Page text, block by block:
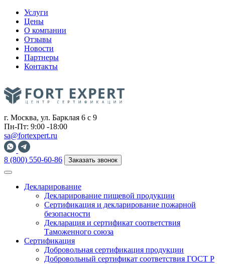
Услуги
Цены
О компании
Отзывы
Новости
Партнеры
Контакты
г. Москва, ул. Барклая 6 с 9
Пн-Пт: 9:00 -18:00
sa@fortexpert.ru
8 (800) 550-60-86 Заказать звонок
Декларирование
Декларирование пищевой продукции
Сертификация и декларирование пожарной
безопасности
Декларация и сертификат соответствия
Таможенного союза
Сертификация
Добровольная сертификация продукции
Добровольный сертификат соответствия ГОСТ Р